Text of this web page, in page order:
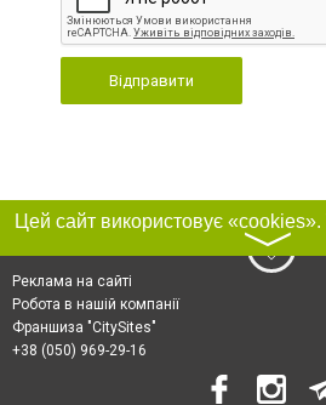
Відправити
〉
Реклама на сайті
Робота в нашій компанії
Франшиза "CitySites"
+38 (050) 969-29-16